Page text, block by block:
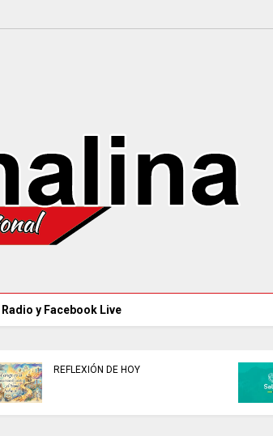
y Facebook Live
REFLEXIÓN DE HOY